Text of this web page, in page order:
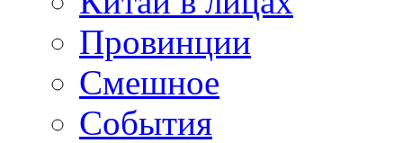
Провинции
Смешное
События